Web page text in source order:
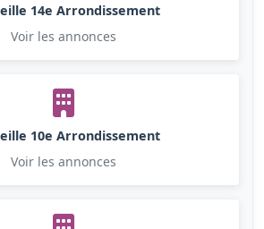
14e Arrondissement
Voir les annonces
10e Arrondissement
Voir les annonces